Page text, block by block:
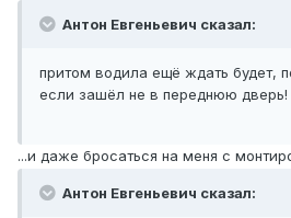
Антон Евгеньевич сказал:
притом водила ещё ждать будет,
если зашёл не в переднюю дверь!
...и даже бросаться на меня с
Антон Евгеньевич сказал: